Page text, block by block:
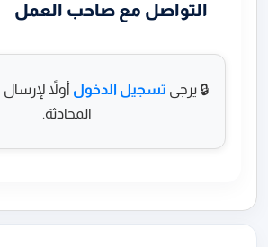
التواصل مع صاحب العمل
🔒 يرجى تسجيل الدخول أولاً
المحادثة.